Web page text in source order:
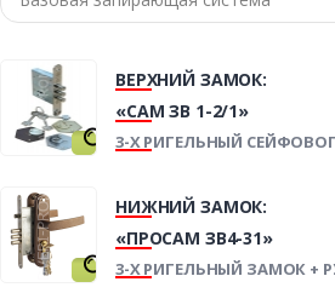
ВЕРХНИЙ ЗАМОК:
«САМ ЗВ 1-2/1»
3-Х РИГЕЛЬНЫЙ
НИЖНИЙ ЗАМОК:
«ПРОСАМ ЗВ4-31»
3-Х РИГЕЛЬНЫЙ ЗАМОК +